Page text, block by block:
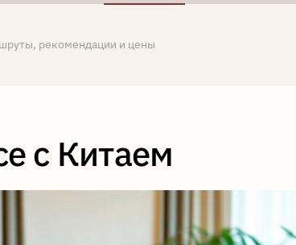
рекомендации и цены
с Китаем